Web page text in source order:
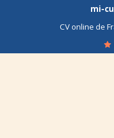
mi-
CV online de